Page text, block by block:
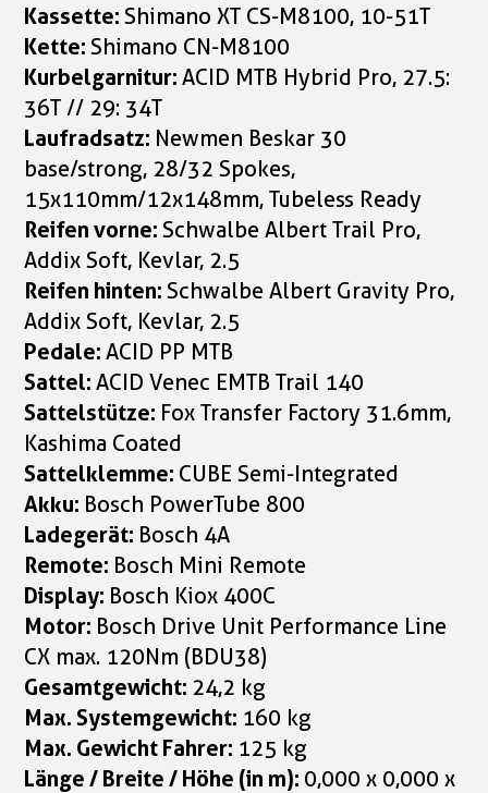
Kassette:Shimano XT CS-M8100, 10-51T
Kette:Shimano CN-M8100
Kurbelgarnitur:ACID MTB Hybrid Pro, 27.5:
36T // 29: 34T
Laufradsatz: Newmen Beskar 30
base/strong, 28/32 Spokes,
15x110mm/12x148mm, Tubeless Ready
Reifen vorne:Schwalbe Albert Trail Pro,
Addix Soft, Kevlar, 2.5
Reifen hinten:Schwalbe Albert Gravity Pro,
Addix Soft, Kevlar, 2.5
Pedale:ACID PP MTB
Sattel:ACID Venec EMTB Trail 140
Sattelstütze: Fox Transfer Factory 31.6mm,
Kashima Coated
Sattelklemme: CUBE Semi-Integrated
Akku: Bosch PowerTube 800
Ladegerät: Bosch 4A
Remote: Bosch Mini Remote
Display: Bosch Kiox 400C
Motor: Bosch Drive Unit Performance Line
CX max. 120Nm (BDU38)
Gesamtgewicht: 24,2 kg
Max. Systemgewicht: 160 kg
Max. Gewicht Fahrer: 125 kg
Länge / Breite / Höhe (in m): 0,000 x 0,000 x